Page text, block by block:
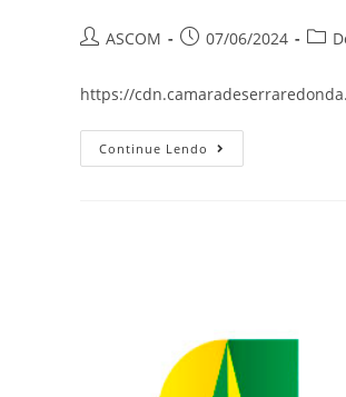
ASCOM 07/06/2024
https://
Continue Lendo